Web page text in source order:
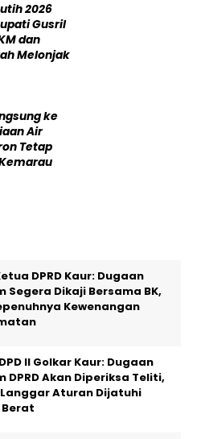
2026
Gusril
dan
Melonjak
ke
Air
Tetap
DPRD Kaur: Dugaan
Segera Dikaji Bersama BK,
Kewenangan
II Golkar Kaur: Dugaan
DPRD Akan Diperiksa Teliti,
Aturan Dijatuhi
Berat